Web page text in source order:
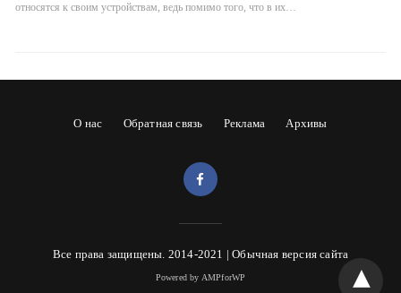
относятся к своим устройствам, ведь помимо того, что в их…
О нас Обратная связь Реклама Архивы
Все права защищены. 2014-2021 |Обычная версия сайта
Powered by AMPforWP